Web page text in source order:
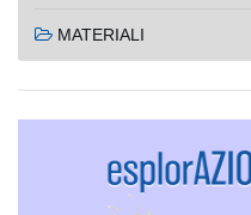
MATERIALI